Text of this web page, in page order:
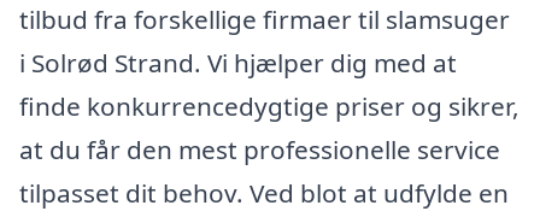
tilbud fra forskellige firmaer til slamsuger
i Solrød Strand. Vi hjælper dig med at
finde konkurrencedygtige priser og sikrer,
at du får den mest professionelle service
tilpasset dit behov. Ved blot at udfylde en